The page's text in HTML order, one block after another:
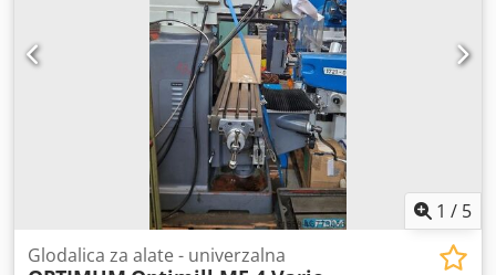
1 / 5
Glodalica za alate - univerzalna